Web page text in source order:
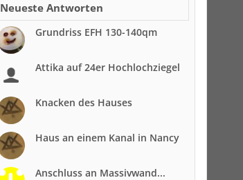
Neueste Antworten
Grundriss EFH 130-140qm
Attika auf 24er Hochlochziegel
Knacken des Hauses
Haus an einem Kanal in Nancy
Anschluss an Massivwand...